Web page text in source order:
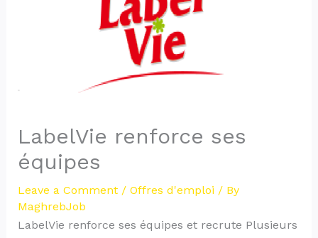
LabelVie renforce ses
équipes
Leave a Comment / Offres d'emploi / By
MaghrebJob
LabelVie renforce ses équipes et recrute Plusieurs